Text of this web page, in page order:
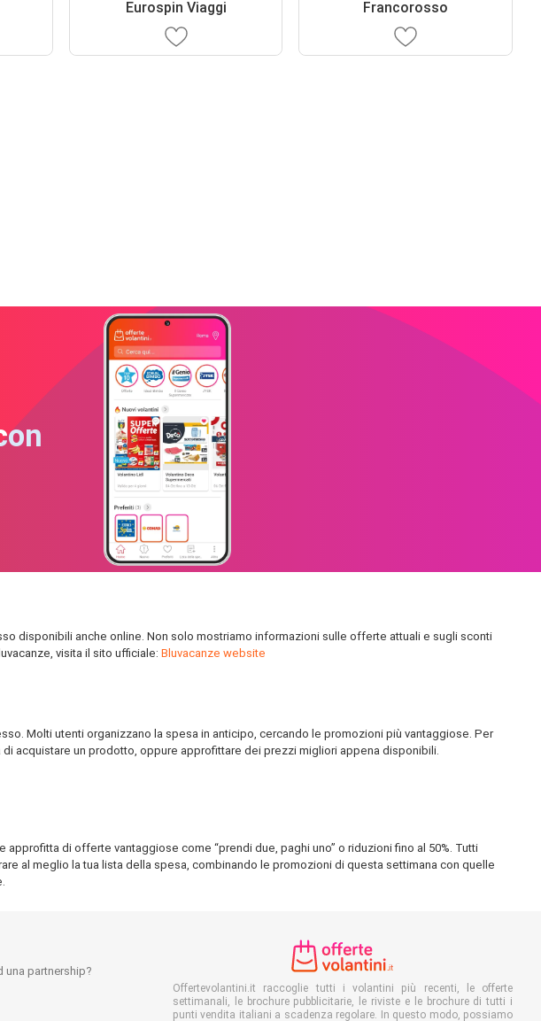
Eurospin Viaggi Francorosso
disponibili anche online. Non solo mostriamo informazioni sulle offerte attuali e sugli sconti
visita il sito ufficiale: Bluvacanze website
Molti utenti organizzano la spesa in anticipo, cercando le promozioni più vantaggiose. Per
acquistare un prodotto, oppure approfittare dei prezzi migliori appena disponibili.
di offerte vantaggiose come “prendi due, paghi uno” o riduzioni fino al 50%. Tutti
al meglio la tua lista della spesa, combinando le promozioni di questa settimana con quelle
una partnership?
Offertevolantini.it raccoglie tutti i volantini più recenti, le offerte
settimanali, le brochure pubblicitarie, le riviste e le brochure di tutti i
punti vendita italiani a scadenza regolare. In questo modo, possiamo